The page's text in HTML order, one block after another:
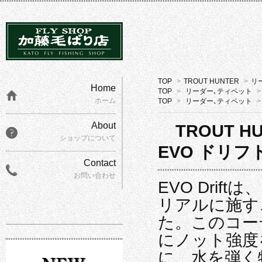
TOP > TROUT HUNTER > リ
TOP > リーダー､ティペット
>
TOP > リーダー､ティペット >
TROUT
EVO ドリフ
EVO Driftは
リアルに施
た。このコ
にノット強
に、水を弾
Home
ホーム
About
ショップについて
Contact
お問い合わせ